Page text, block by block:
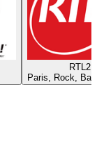
RTL2
Paris, Rock,